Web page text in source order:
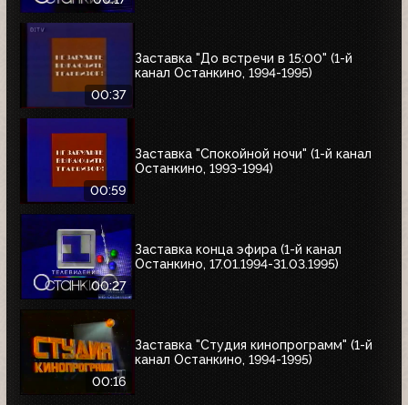
00:37
Заставка "До встречи в 15:00" (1-й
канал Останкино, 1994-1995)
00:59
Заставка "Спокойной ночи" (1-й канал
Останкино, 1993-1994)
00:27
Заставка конца эфира (1-й канал
Останкино, 17.01.1994-31.03.1995)
00:16
Заставка "Студия кинопрограмм" (1-й
канал Останкино, 1994-1995)